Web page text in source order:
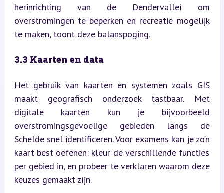
herinrichting van de Dendervallei om
overstromingen te beperken en recreatie mogelijk
te maken, toont deze balanspoging.
3.3 Kaarten en data
Het gebruik van kaarten en systemen zoals GIS
maakt geografisch onderzoek tastbaar. Met
digitale kaarten kun je bijvoorbeeld
overstromingsgevoelige gebieden langs de
Schelde snel identificeren. Voor examens kan je zo’n
kaart best oefenen: kleur de verschillende functies
per gebied in, en probeer te verklaren waarom deze
keuzes gemaakt zijn.